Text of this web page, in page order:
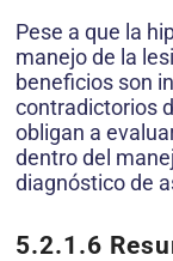
Pese a que la
manejo de la
beneficios son
contradictorios
obligan a
dentro del
diagnóstico de
5.2.1.6